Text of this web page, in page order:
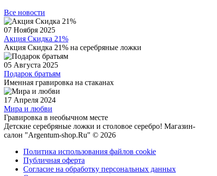
Все новости
07 Ноября 2025
Акция Скидка 21%
Акция Скидка 21% на серебряные ложки
05 Августа 2025
Подарок братьям
Именная гравировка на стаканах
17 Апреля 2024
Мира и любви
Гравировка в необычном месте
Детские серебряные ложки и столовое серебро! Магазин-
салон "Argentum-shop.Ru" © 2026
Политика использования файлов cookie
Публичная оферта
Согласие на обработку персональных данных